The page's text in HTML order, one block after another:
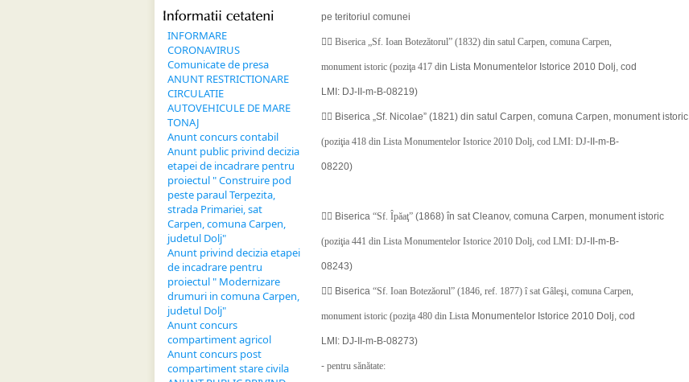
Informatii cetateni
INFORMARE
CORONAVIRUS
Comunicate de presa
ANUNT RESTRICTIONARE
CIRCULATIE
AUTOVEHICULE DE MARE
TONAJ
Anunt concurs contabil
Anunt public privind decizia
etapei de incadrare pentru
proiectul " Construire pod
peste paraul Terpezita,
strada Primariei, sat
Carpen, comuna Carpen,
judetul Dolj"
Anunt privind decizia etapei
de incadrare pentru
proiectul " Modernizare
drumuri in comuna Carpen,
judetul Dolj"
Anunt concurs
compartiment agricol
Anunt concurs post
compartiment stare civila
pe teritoriul comunei
 Biserica „Sf. Ioan Botezătorul” (1832) din satul Carpen, comuna Carpen,
monument istoric (poziţa 417 din Lista Monumentelor Istorice 2010 Dolj, cod
LMI: DJ-II-m-B-08219)
 Biserica „Sf. Nicolae” (1821) din satul Carpen, comuna Carpen, monument istoric
(poziţia 418 din Lista Monumentelor Istorice 2010 Dolj, cod LMI: DJ-II-m-B-
08220)
 Biserica “Sf. Îpăaţ” (1868) în sat Cleanov, comuna Carpen, monument istoric
(poziţia 441 din Lista Monumentelor Istorice 2010 Dolj, cod LMI: DJ-II-m-B-
08243)
 Biserica “Sf. Ioan Botezăorul” (1846, ref. 1877) î sat Gâleşi, comuna Carpen,
monument istoric (poziţa 480 din Lista Monumentelor Istorice 2010 Dolj, cod
LMI: DJ-II-m-B-08273)
- pentru sănătate: